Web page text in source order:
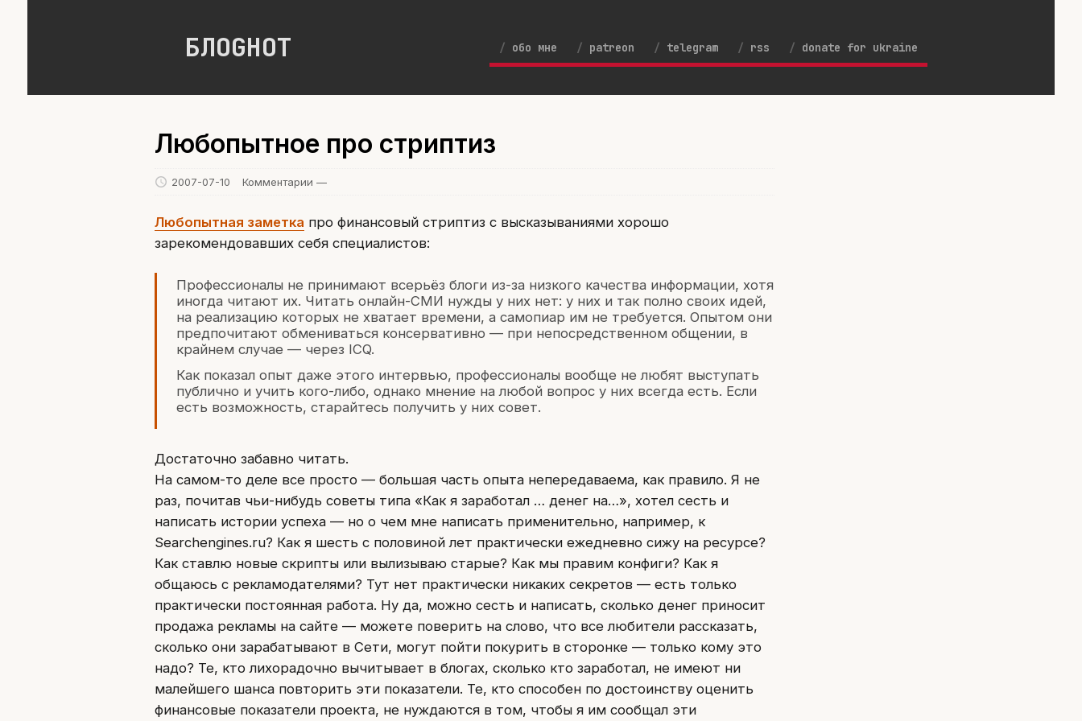
БЛОGНОТ обо мне patreon telegram rss donate for ukraine
Любопытное про стриптиз
2007-07-10 Комментарии —
Любопытная заметка про финансовый стриптиз с высказываниями хорошо
зарекомендовавших себя специалистов:
Профессионалы не принимают всерьёз блоги из-за низкого качества информации, хотя
иногда читают их. Читать онлайн-СМИ нужды у них нет: у них и так полно своих идей,
на реализацию которых не хватает времени, а самопиар им не требуется. Опытом они
предпочитают обмениваться консервативно — при непосредственном общении, в
крайнем случае — через ICQ.
Как показал опыт даже этого интервью, профессионалы вообще не любят выступать
публично и учить кого-либо, однако мнение на любой вопрос у них всегда есть. Если
есть возможность, старайтесь получить у них совет.
Достаточно забавно читать.
На самом-то деле все просто — большая часть опыта непередаваема, как правило. Я не
раз, почитав чьи-нибудь советы типа «Как я заработал … денег на…», хотел сесть и
написать истории успеха — но о чем мне написать применительно, например, к
Searchengines.ru? Как я шесть с половиной лет практически ежедневно сижу на ресурсе?
Как ставлю новые скрипты или вылизываю старые? Как мы правим конфиги? Как я
общаюсь с рекламодателями? Тут нет практически никаких секретов — есть только
практически постоянная работа. Ну да, можно сесть и написать, сколько денег приносит
продажа рекламы на сайте — можете поверить на слово, что все любители рассказать,
сколько они зарабатывают в Сети, могут пойти покурить в сторонке — только кому это
надо? Те, кто лихорадочно вычитывает в блогах, сколько кто заработал, не имеют ни
малейшего шанса повторить эти показатели. Те, кто способен по достоинству оценить
финансовые показатели проекта, не нуждаются в том, чтобы я им сообщал эти